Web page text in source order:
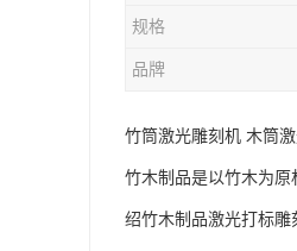
规格
品牌
竹筒激光雕刻机 木筒
竹木制品是以竹木为
绍竹木制品激光打标